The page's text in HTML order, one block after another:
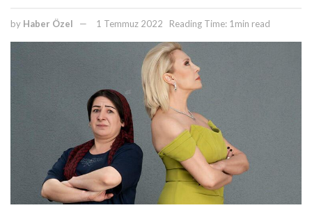
by Haber Özel 1 Temmuz 2022 Reading Time: 1min read